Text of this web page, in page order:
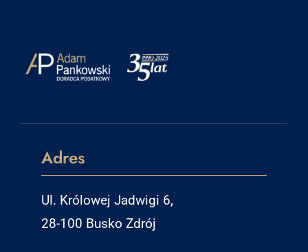
Adres
Ul. Królowej Jadwigi 6,
28-100 Busko Zdrój